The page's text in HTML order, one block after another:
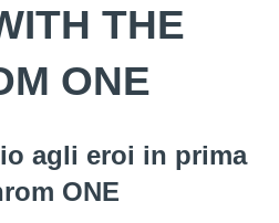
THE
ONE
agli eroi in prima
ONE